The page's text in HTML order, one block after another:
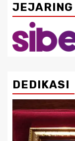
DEDIKASI